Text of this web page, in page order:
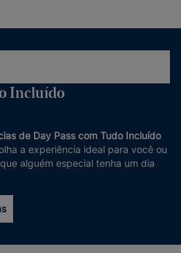
Incluído
de Day Pass com Tudo Incluído
a experiência ideal para você ou
alguém especial tenha um dia